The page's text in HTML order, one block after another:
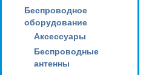
Беспроводное
оборудование
Аксессуары
Беспроводные
антенны